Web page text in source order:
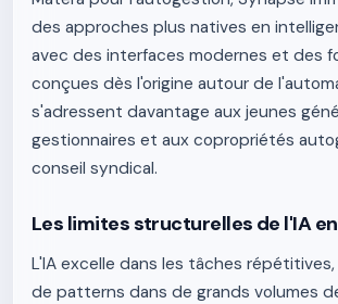
des approches plus natives en
avec des interfaces modernes et des
conçues dès l'origine autour de
s'adressent davantage aux jeunes
gestionnaires et aux copropriétés
conseil syndical.
Les limites structurelles de l'IA
L'IA excelle dans les tâches
de patterns dans de grands volumes